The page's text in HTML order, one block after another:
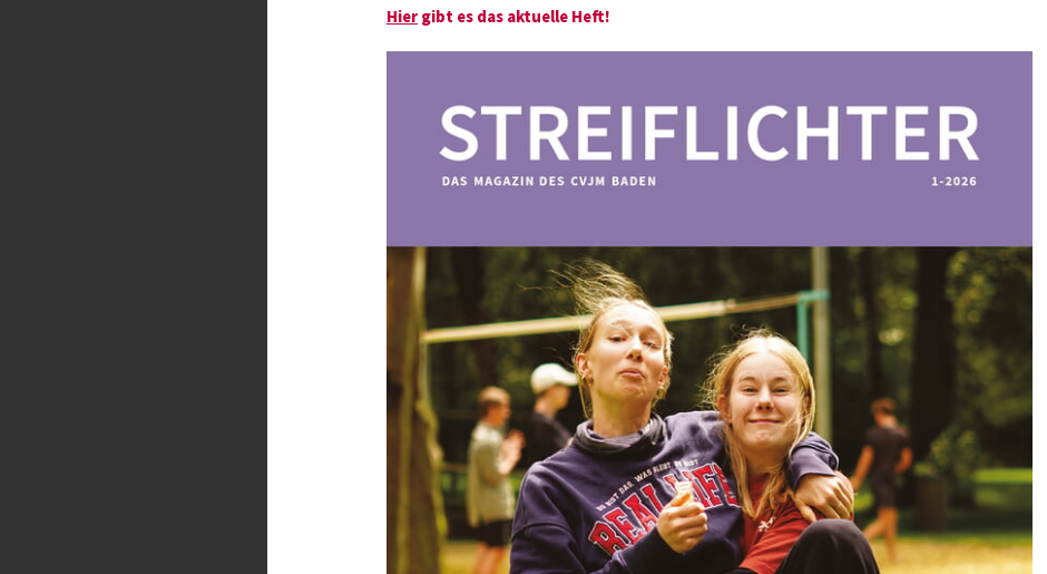
Hiergibt es das aktuelle Heft!